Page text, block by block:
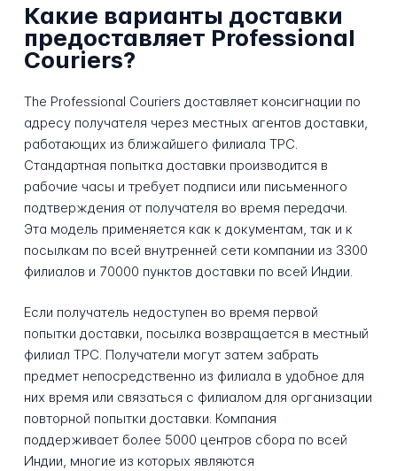
Какие варианты доставки
предоставляет Professional
Couriers?
The Professional Couriers доставляет консигнации по
адресу получателя через местных агентов доставки,
работающих из ближайшего филиала TPC.
Стандартная попытка доставки производится в
рабочие часы и требует подписи или письменного
подтверждения от получателя во время передачи.
Эта модель применяется как к документам, так и к
посылкам по всей внутренней сети компании из 3300
филиалов и 70000 пунктов доставки по всей Индии.
Если получатель недоступен во время первой
попытки доставки, посылка возвращается в местный
филиал TPC. Получатели могут затем забрать
предмет непосредственно из филиала в удобное для
них время или связаться с филиалом для организации
повторной попытки доставки. Компания
поддерживает более 5000 центров сбора по всей
Индии, многие из которых являются